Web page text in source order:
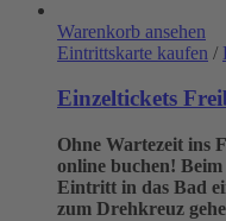
Warenkorb ansehen
Eintrittskarte kaufen /
Einzeltickets
Ohne Wartezeit ins
online buchen!
Eintritt in das Bad
zum Drehkreuz